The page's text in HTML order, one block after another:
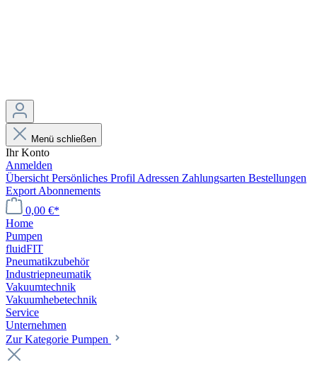
Menü schließen
Ihr Konto
Anmelden
Übersicht Persönliches Profil Adressen Zahlungsarten Bestellungen
Export Abonnements
0,00 €*
Home
Pumpen
fluidFIT
Pneumatikzubehör
Industriepneumatik
Vakuumtechnik
Vakuumhebetechnik
Service
Unternehmen
Zur Kategorie Pumpen